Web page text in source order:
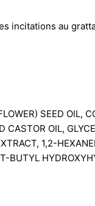
incitations au
SEED OIL,
CASTOR OIL,
1,2-